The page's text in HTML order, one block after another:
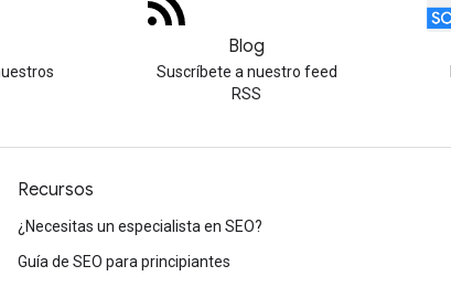
Blog
Suscríbete a nuestro feed
RSS
Recursos
¿Necesitas un especialista en SEO?
Guía de SEO para principiantes